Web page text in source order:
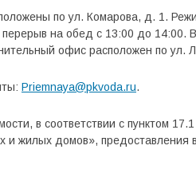
по ул. Комарова, д. 1.
на обед с 13:00 до 14:00.
офис расположен по
Priemnaya@pkvoda.ru.
в соответствии с пунктом
и жилых домов»,